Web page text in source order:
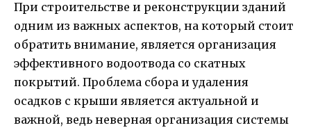
При строительстве и реконструкции зданий
одним из важных аспектов, на который стоит
обратить внимание, является организация
эффективного водоотвода со скатных
покрытий. Проблема сбора и удаления
осадков с крыши является актуальной и
важной, ведь неверная организация системы